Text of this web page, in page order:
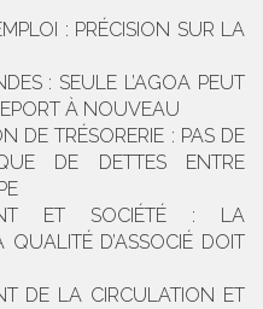
: PRÉCISION SUR LA
: SEULE L’AGOA PEUT
À NOUVEAU
DE TRÉSORERIE : PAS DE
DE DETTES ENTRE
ET SOCIÉTÉ : LA
D’ASSOCIÉ DOIT
DE LA CIRCULATION ET